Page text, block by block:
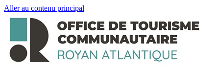
Aller au contenu principal